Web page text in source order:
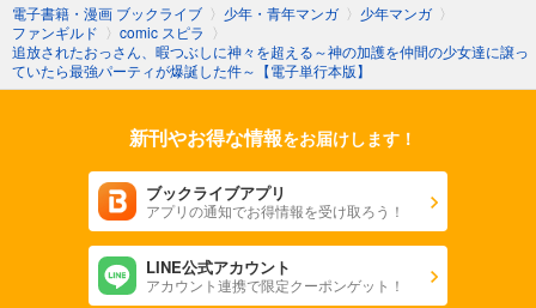
電子書籍・漫画 ブックライブ 〉 少年・青年マンガ 〉 少年マンガ 〉
ファンギルド 〉 comic スピラ 〉
追放されたおっさん、暇つぶしに神々を超える～神の加護を仲間の少女達に譲っ
ていたら最強パーティが爆誕した件～【電子単行本版】
新刊やお得な情報をお届けします！
ブックライブアプリ
アプリの通知でお得情報を受け取ろう！
LINE公式アカウント
アカウント連携で限定クーポンゲット！